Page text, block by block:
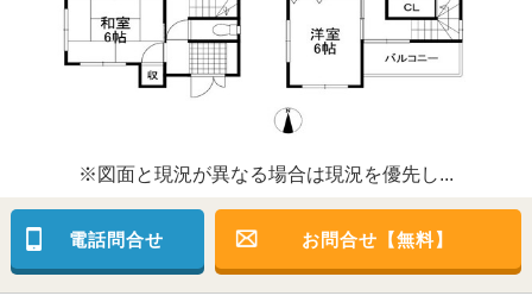
※図面と現況が異なる場合は現況を優先し...
電話問合せ お問合せ【無料】